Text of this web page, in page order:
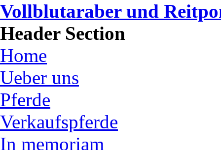
Vollblutaraber und
Header Section
Home
Ueber uns
Pferde
Verkaufspferde
In memoriam